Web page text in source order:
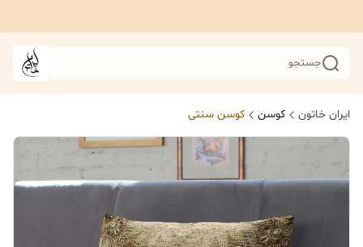
جستجو
ایران خاتون کوسن کوسن سنتی